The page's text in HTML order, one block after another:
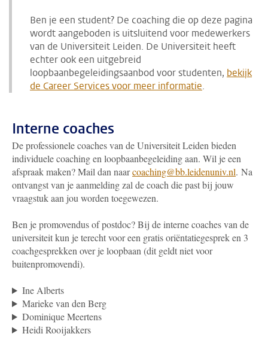
Ben je een student? De coaching die op deze pagina
wordt aangeboden is uitsluitend voor medewerkers
van de Universiteit Leiden. De Universiteit heeft
echter ook een uitgebreid
loopbaanbegeleidingsaanbod voor studenten, bekijk
de Career Services voor meer informatie.
Interne coaches
De professionele coaches van de Universiteit Leiden bieden
individuele coaching en loopbaanbegeleiding aan. Wil je een
afspraak maken? Mail dan naarcoaching@bb.leidenuniv.nl. Na
ontvangst van je aanmelding zal de coach die past bij jouw
vraagstuk aan jou worden toegewezen.
Ben je promovendus of postdoc? Bij de interne coaches van de
universiteit kun je terecht voor een gratis oriëntatiegesprek en 3
coachgesprekken over je loopbaan (dit geldt niet voor
buitenpromovendi).
Ine Alberts
Marieke van den Berg
Dominique Meertens
Heidi Rooijakkers